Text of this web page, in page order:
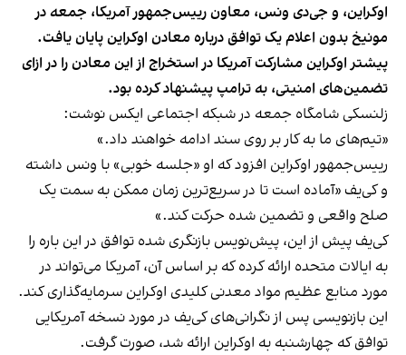
اوکراین، و جی‌دی ونس، معاون رییس‌جمهور آمریکا، جمعه در
مونیخ بدون اعلام یک توافق درباره معادن اوکراین پایان یافت.
پیشتر اوکراین مشارکت آمریکا در استخراج از این معادن را در ازای
تضمین‌های امنیتی، به ترامپ پیشنهاد کرده بود.
زلنسکی شامگاه جمعه در شبکه اجتماعی ایکس نوشت:
«تیم‌های ما به کار بر روی سند ادامه خواهند داد.»
رییس‌جمهور اوکراین افزود که او «جلسه خوبی» با ونس داشته
و کی‌یف «آماده است تا در سریع‌ترین زمان ممکن به سمت یک
صلح واقعی و تضمین شده حرکت کند.»
کی‌یف پیش از این، پیش‌نویس بازنگری شده توافق در این باره را
به ایالات متحده ارائه کرده که بر اساس آن، آمریکا می‌تواند در
مورد منابع عظیم مواد معدنی کلیدی اوکراین سرمایه‌گذاری کند.
این بازنویسی پس از نگرانی‌های کی‌یف در مورد نسخه آمریکایی
توافق که چهارشنبه به اوکراین ارائه شد، صورت گرفت.